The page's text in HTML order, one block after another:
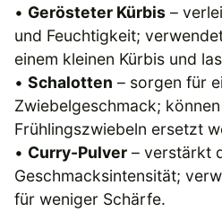
• Gerösteter Kürbis –
und Feuchtigkeit;
einem kleinen Kürbis und
• Schalotten – sorgen für
Zwiebelgeschmack;
Frühlingszwiebeln ersetzt
• Curry-Pulver – verstärkt
Geschmacksintensität;
für weniger Schärfe.